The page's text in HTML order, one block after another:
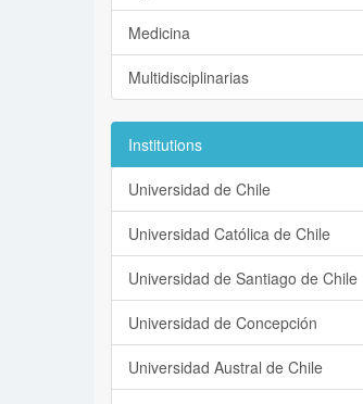
Medicina
Multidisciplinarias
Institutions
Universidad de Chile
Universidad Católica de Chile
Universidad de Santiago de Chile
Universidad de Concepción
Universidad Austral de Chile